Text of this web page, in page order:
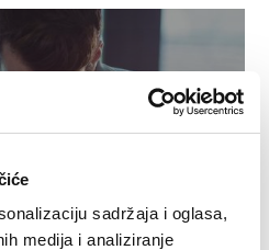
sadržaja i oglasa,
medija i analiziranje